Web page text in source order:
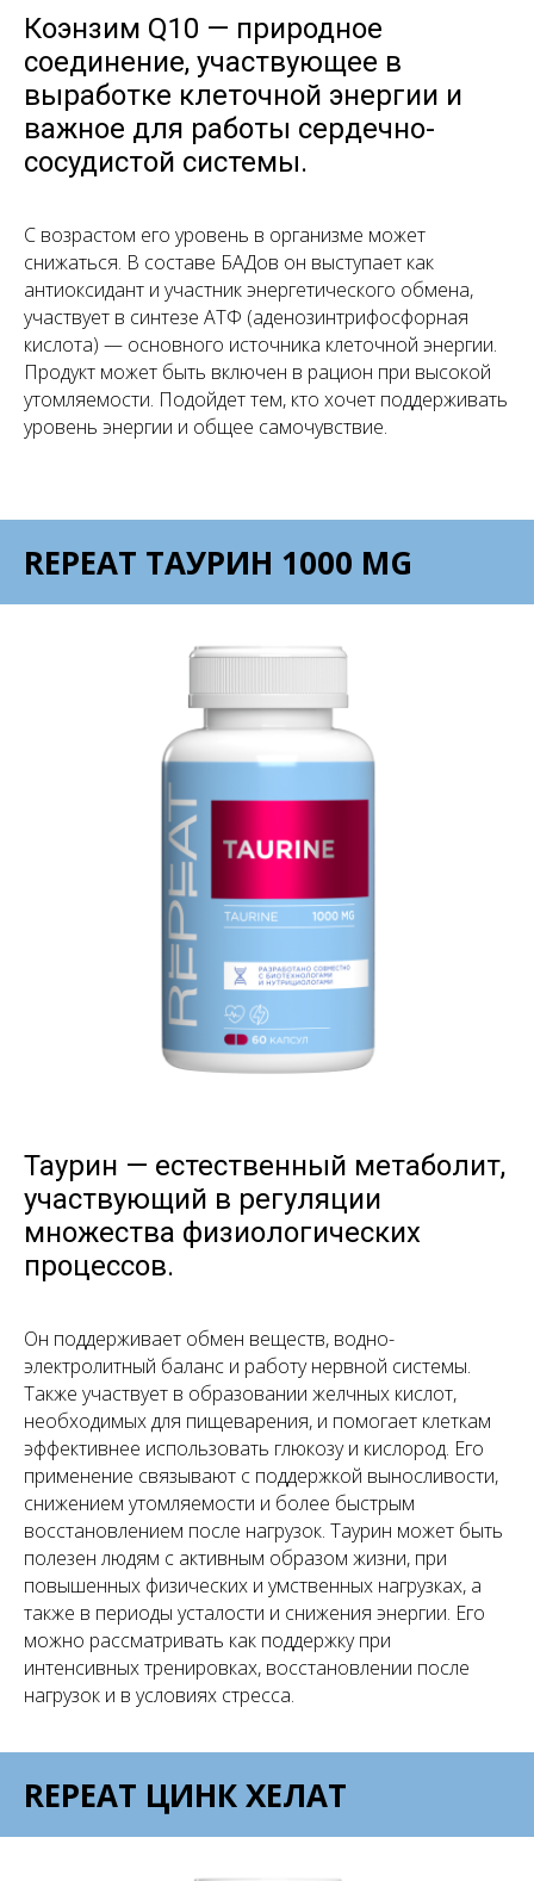
Коэнзим Q10 — природное
соединение, участвующее в
выработке клеточной энергии и
важное для работы сердечно-
сосудистой системы.
С возрастом его уровень в организме может
снижаться. В составе БАДов он выступает как
антиоксидант и участник энергетического обмена,
участвует в синтезе АТФ (аденозинтрифосфорная
кислота) — основного источника клеточной энергии.
Продукт может быть включен в рацион при высокой
утомляемости. Подойдет тем, кто хочет поддерживать
уровень энергии и общее самочувствие.
REPEAT ТАУРИН 1000 MG
Таурин — естественный метаболит,
участвующий в регуляции
множества физиологических
процессов.
Он поддерживает обмен веществ, водно-
электролитный баланс и работу нервной системы.
Также участвует в образовании желчных кислот,
необходимых для пищеварения, и помогает клеткам
эффективнее использовать глюкозу и кислород. Его
применение связывают с поддержкой выносливости,
снижением утомляемости и более быстрым
восстановлением после нагрузок. Таурин может быть
полезен людям с активным образом жизни, при
повышенных физических и умственных нагрузках, а
также в периоды усталости и снижения энергии. Его
можно рассматривать как поддержку при
интенсивных тренировках, восстановлении после
нагрузок и в условиях стресса.
REPEAT ЦИНК ХЕЛАТ